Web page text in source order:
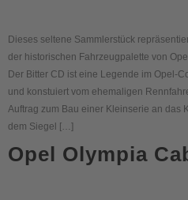
Dieses seltene Sammlerstück
der historischen Fahrzeugpalette von
Der Bitter CD ist eine Legende im Opel-
und konstuiert vom ehemaligen
Auftrag zum Bau einer Kleinserie an das
dem Siegel […]
Opel Olympia